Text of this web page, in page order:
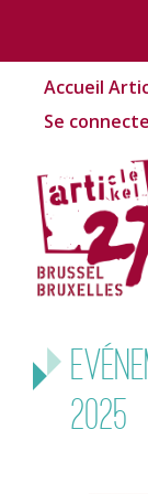
Accueil
Se
2025